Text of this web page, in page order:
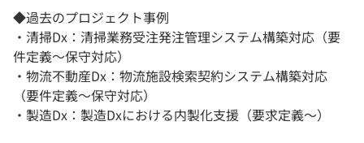
◆過去のプロジェクト事例
・清掃Dx：清掃業務受注発注管理システム構築対応（要
件定義～保守対応）
・物流不動産Dx：物流施設検索契約システム構築対応
（要件定義～保守対応）
・製造Dx：製造Dxにおける内製化支援（要求定義～）